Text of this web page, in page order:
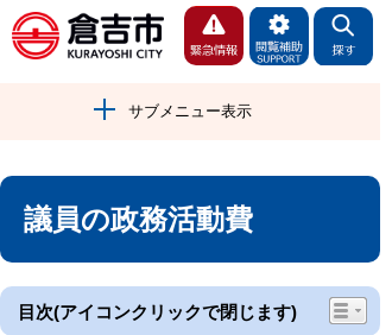
サブメニュー表示
議員の政務活動費
目次(アイコンクリックで閉じます)